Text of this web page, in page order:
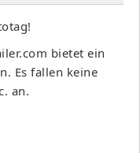
bietet ein
Es fallen keine
an.